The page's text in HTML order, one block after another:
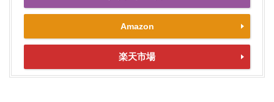
Amazon
楽天市場